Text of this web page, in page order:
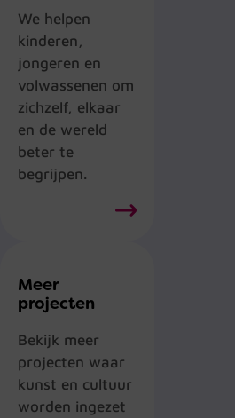
We helpen
kinderen,
jongeren en
volwassenen om
zichzelf, elkaar
en de wereld
beter te
begrijpen.
Meer
projecten
Bekijk meer
projecten waar
kunst en cultuur
worden ingezet